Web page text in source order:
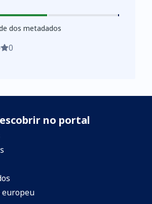
xurl/indx/0004087/PT
dos metadados
0
no portal
europeu